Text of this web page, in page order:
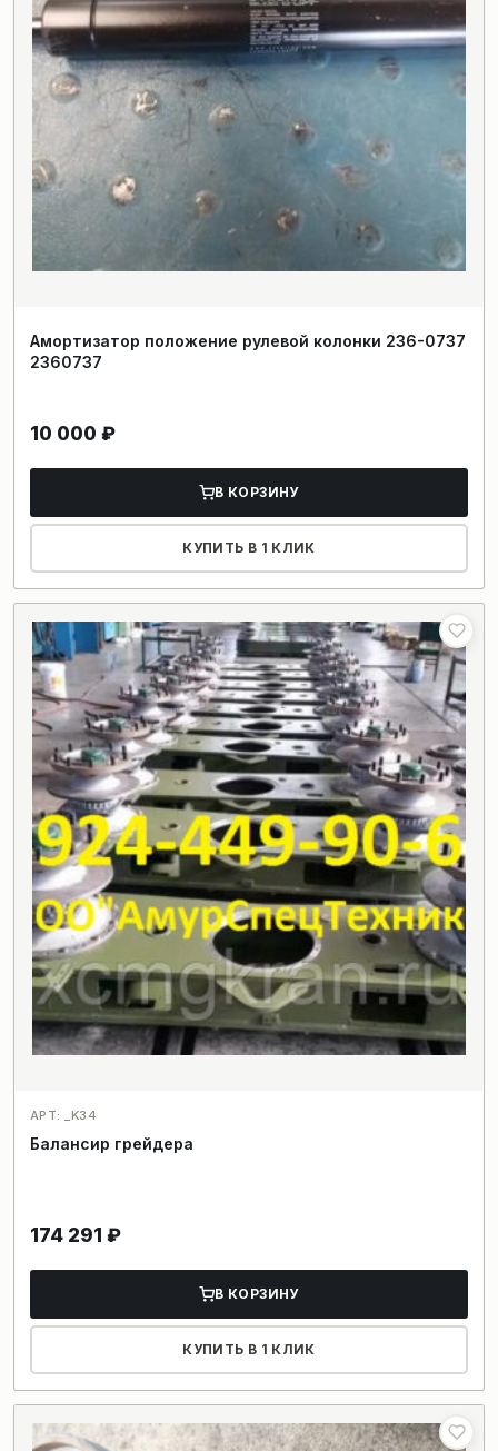
Амортизатор положение рулевой колонки 236-0737
2360737
10 000 ₽
В КОРЗИНУ
КУПИТЬ В 1 КЛИК
АРТ: _K34
Балансир грейдера
174 291 ₽
В КОРЗИНУ
КУПИТЬ В 1 КЛИК